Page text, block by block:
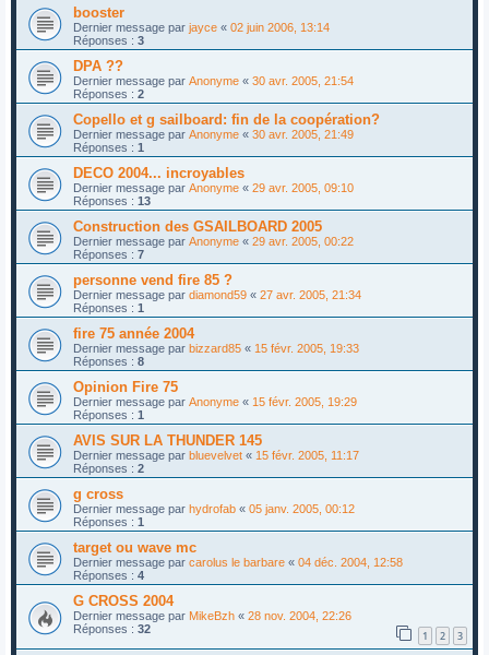
booster
Dernier message par jayce « 02 juin 2006, 13:14
Réponses : 3
DPA ??
Dernier message par Anonyme « 30 avr. 2005, 21:54
Réponses : 2
Copello et g sailboard: fin de la coopération?
Dernier message par Anonyme « 30 avr. 2005, 21:49
Réponses : 1
DECO 2004... incroyables
Dernier message par Anonyme « 29 avr. 2005, 09:10
Réponses : 13
Construction des GSAILBOARD 2005
Dernier message par Anonyme « 29 avr. 2005, 00:22
Réponses : 7
personne vend fire 85 ?
Dernier message par diamond59 « 27 avr. 2005, 21:34
Réponses : 1
fire 75 année 2004
Dernier message par bizzard85 « 15 févr. 2005, 19:33
Réponses : 8
Opinion Fire 75
Dernier message par Anonyme « 15 févr. 2005, 19:29
Réponses : 1
AVIS SUR LA THUNDER 145
Dernier message par bluevelvet « 15 févr. 2005, 11:17
Réponses : 2
g cross
Dernier message par hydrofab « 05 janv. 2005, 00:12
Réponses : 1
target ou wave mc
Dernier message par carolus le barbare « 04 déc. 2004, 12:58
Réponses : 4
G CROSS 2004
Dernier message par MikeBzh « 28 nov. 2004, 22:26
Réponses : 32 1 2 3